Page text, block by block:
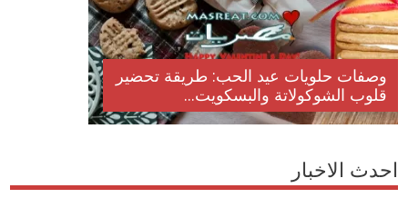
وصفات حلويات عيد الحب: طريقة تحضير
قلوب الشوكولاتة والبسكويت...
احدث الاخبار